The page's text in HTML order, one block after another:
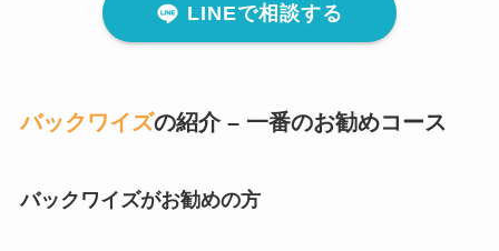
LINEで相談する
バックワイズの紹介 – 一番のお勧めコース
バックワイズがお勧めの方